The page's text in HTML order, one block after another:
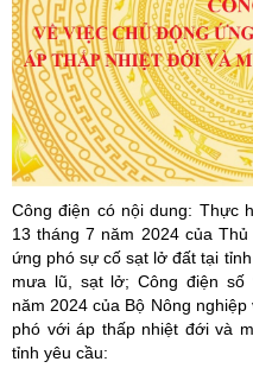
Công điện có nội dung: Thực
13 tháng 7 năm 2024 của
ứng phó sự cố sạt lở đất tại
mưa lũ, sạt lở; Công điện số
năm 2024 của Bộ Nông
phó với áp thấp nhiệt đới và
tỉnh yêu cầu: